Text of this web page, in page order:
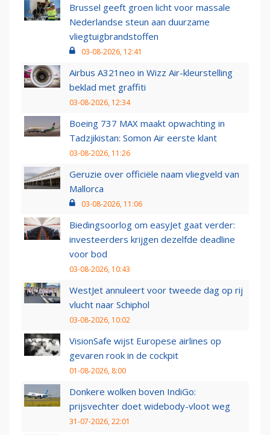
Brussel geeft groen licht voor massale
Nederlandse steun aan duurzame
vliegtuigbrandstoffen
03-08-2026, 12:41
Airbus A321neo in Wizz Air-kleurstelling
beklad met graffiti
03-08-2026, 12:34
Boeing 737 MAX maakt opwachting in
Tadzjikistan: Somon Air eerste klant
03-08-2026, 11:26
Geruzie over officiële naam vliegveld van
Mallorca
03-08-2026, 11:06
Biedingsoorlog om easyJet gaat verder:
investeerders krijgen dezelfde deadline
voor bod
03-08-2026, 10:43
WestJet annuleert voor tweede dag op rij
vlucht naar Schiphol
03-08-2026, 10:02
VisionSafe wijst Europese airlines op
gevaren rook in de cockpit
01-08-2026, 8:00
Donkere wolken boven IndiGo:
prijsvechter doet widebody-vloot weg
31-07-2026, 22:01